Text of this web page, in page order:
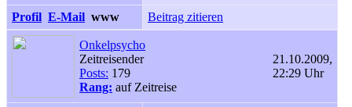
Profil E-Mail www Beitrag zitieren
Onkelpsycho
Zeitreisender
Posts: 179
Rang: auf Zeitreise
21.10.2009,
22:29 Uhr